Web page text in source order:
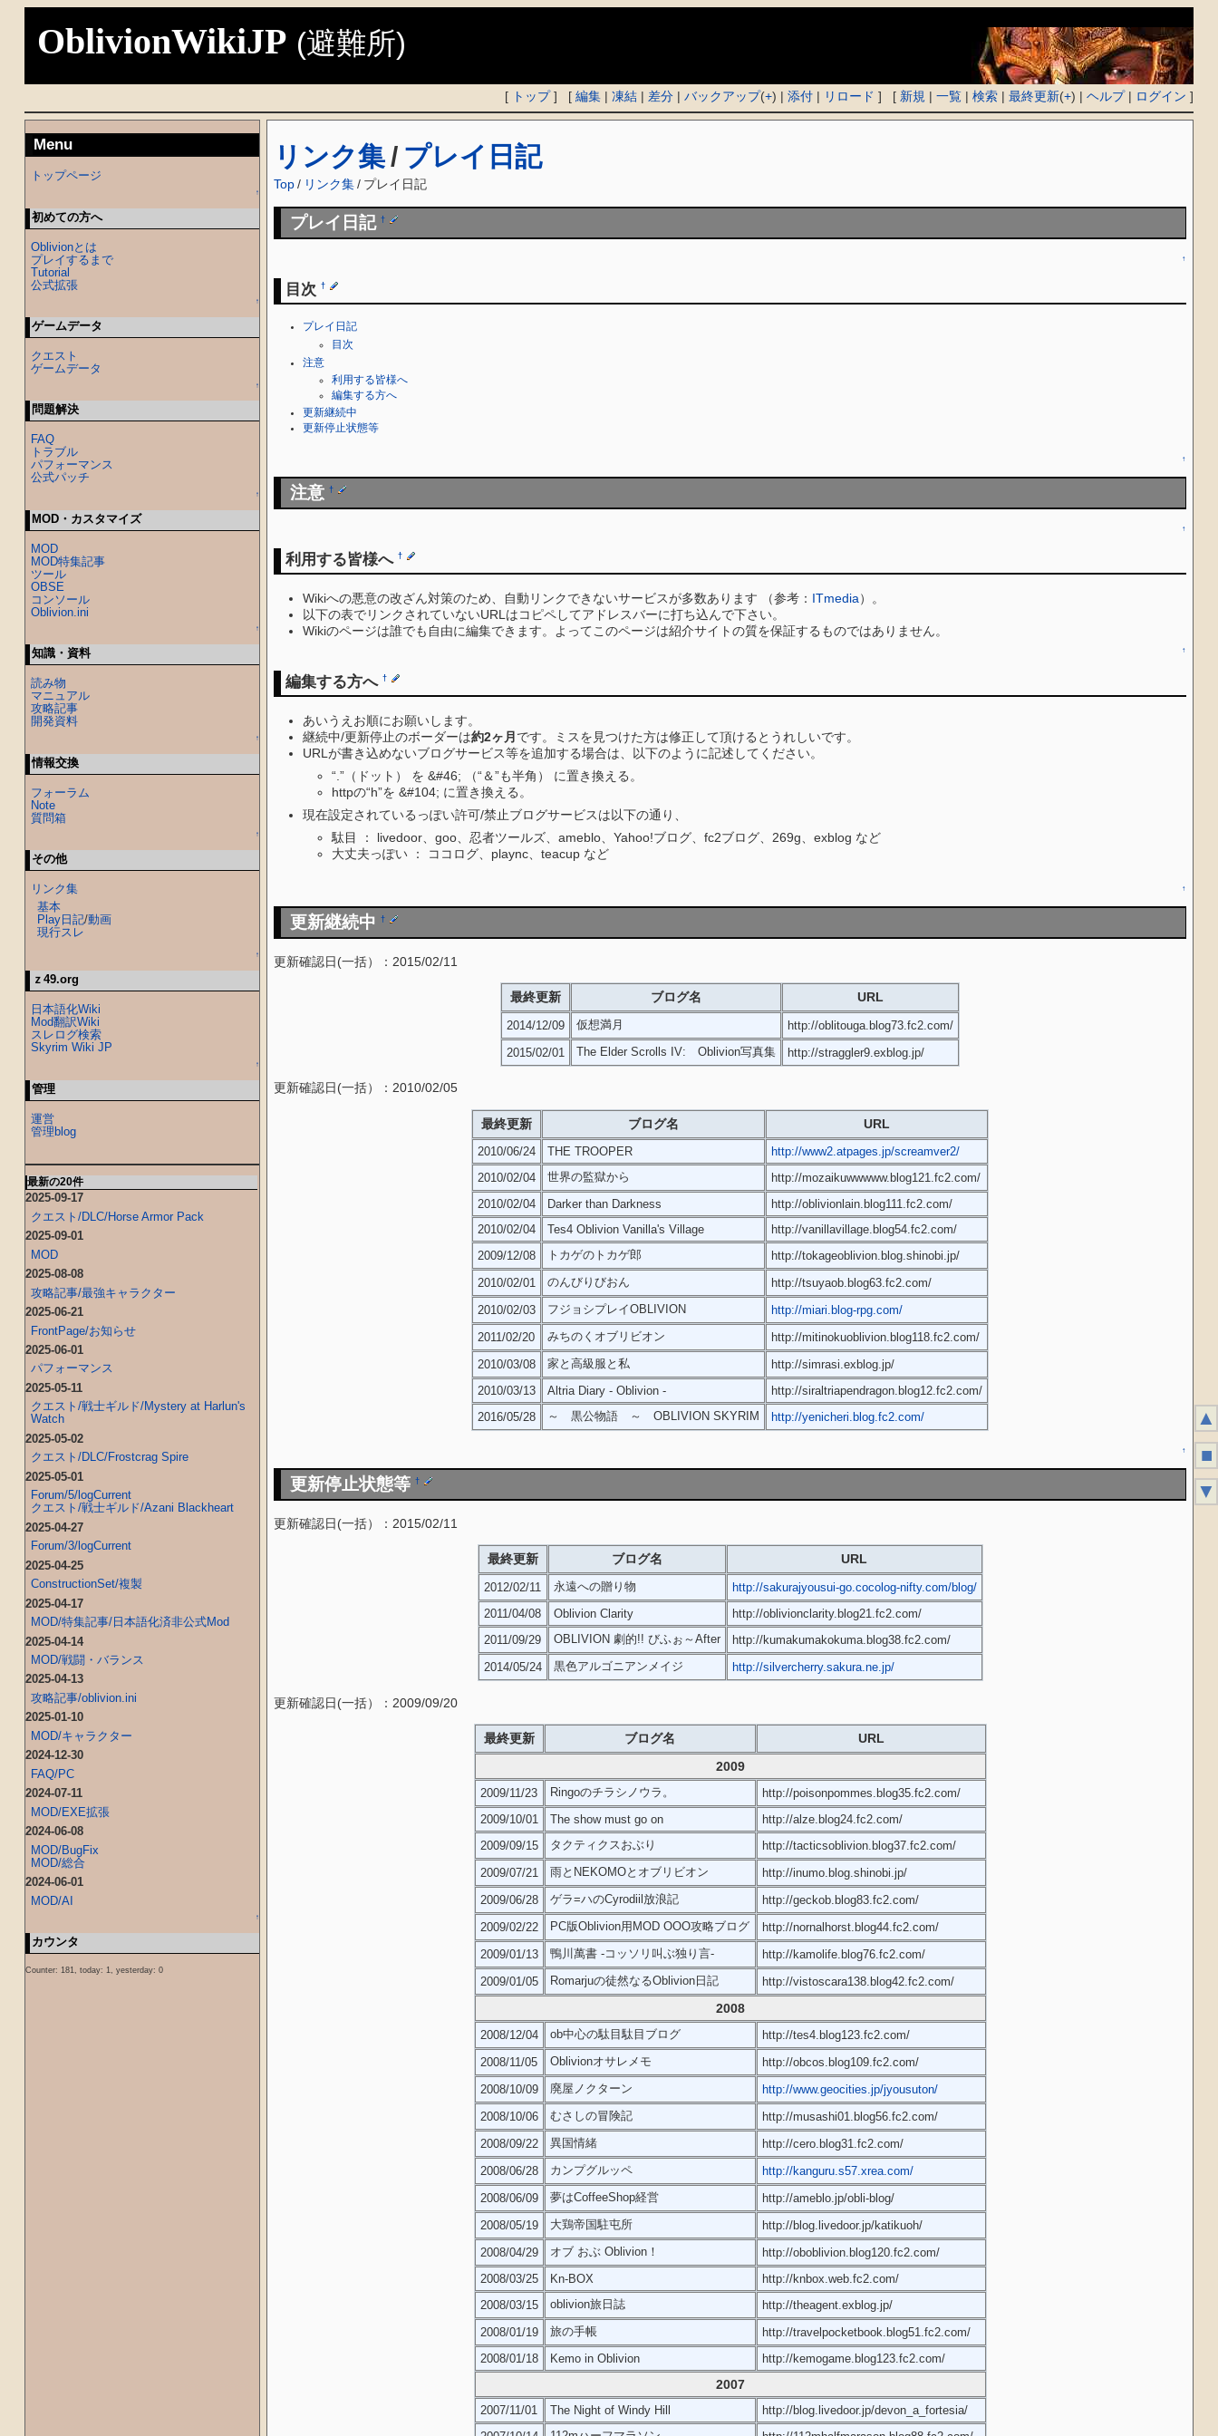
OblivionWikiJP (避難所)
[ トップ] [編集 |凍結 | 差分 |バックアップ(+) |添付 | リロード ] [ 新規 |一覧 |検索 |最終更新(+) |ヘルプ| ログイン ]
リンク集 / プレイ日記
Top/ リンク集/ プレイ日記
プレイ日記†
↑
目次†
プレイ日記
目次
注意
利用する皆様へ
編集する方へ
更新継続中
更新停止状態等
↑
注意†
↑
利用する皆様へ†
Wikiへの悪意の改ざん対策のため、自動リンクできないサービスが多数あります （参考： ITmedia）。
以下の表でリンクされていないURLはコピペしてアドレスバーに打ち込んで下さい。
Wikiのページは誰でも自由に編集できます。よってこのページは紹介サイトの質を保証するものではありません。
↑
編集する方へ†
あいうえお順にお願いします。
継続中/更新停止のボーダーは約2ヶ月 です。ミスを見つけた方は修正して頂けるとうれしいです。
URLが書き込めないブログサービス等を追加する場合は、以下のように記述してください。
“.”（ドット） を &#46; （“＆”も半角） に置き換える。
httpの“h”を &#104; に置き換える。
現在設定されているっぽい許可/禁止ブログサービスは以下の通り、
駄目 ： livedoor、goo、忍者ツールズ、ameblo、Yahoo!ブログ、fc2ブログ、269g、exblog など
大丈夫っぽい ： ココログ、plaync、teacup など
↑
更新継続中†
更新確認日(一括）：2015/02/11
最終更新 ブログ名 URL
2014/12/09 仮想満月
http://oblitouga.blog73.fc2.com/
2015/02/01
The Elder Scrolls IV: Oblivion写真集 http://straggler9.exblog.jp/
更新確認日(一括）：2010/02/05
最終更新 ブログ名 URL
2010/06/24 THE TROOPER
http://www2.atpages.jp/screamver2/
2010/02/04
世界の監獄から
http://mozaikuwwwww.blog121.fc2.com/
2010/02/04
Darker than Darkness
http://oblivionlain.blog111.fc2.com/
2010/02/04
Tes4 Oblivion Vanilla's Village
http://vanillavillage.blog54.fc2.com/
2009/12/08
トカゲのトカゲ郎
http://tokageoblivion.blog.shinobi.jp/
2010/02/01
のんびりびおん
http://tsuyaob.blog63.fc2.com/
2010/02/03
フジョシプレイOBLIVION
http://miari.blog-rpg.com/
2011/02/20
みちのくオブリビオン
http://mitinokuoblivion.blog118.fc2.com/
2010/03/08
家と高級服と私
http://simrasi.exblog.jp/
2010/03/13
Altria Diary - Oblivion -
http://siraltriapendragon.blog12.fc2.com/
2016/05/28
～ 黒公物語 ～ OBLIVION SKYRIM http://yenicheri.blog.fc2.com/
↑
更新停止状態等†
更新確認日(一括）：2015/02/11
最終更新 ブログ名 URL
2012/02/11 永遠への贈り物
http://sakurajyousui-go.cocolog-nifty.com/blog/
2011/04/08
Oblivion Clarity
http://oblivionclarity.blog21.fc2.com/
2011/09/29
OBLIVION 劇的!! びふぉ～After
http://kumakumakokuma.blog38.fc2.com/
2014/05/24
黒色アルゴニアンメイジ http://silvercherry.sakura.ne.jp/
更新確認日(一括）：2009/09/20
最終更新 ブログ名
URL
2009
2009/11/23 Ringoのチラシノウラ。
http://poisonpommes.blog35.fc2.com/
2009/10/01
The show must go on
http://alze.blog24.fc2.com/
2009/09/15
タクティクスおぶり
http://tacticsoblivion.blog37.fc2.com/
2009/07/21
雨とNEKOMOとオブリビオン
http://inumo.blog.shinobi.jp/
2009/06/28
ゲラ=ハのCyrodiil放浪記
http://geckob.blog83.fc2.com/
2009/02/22
PC版Oblivion用MOD OOO攻略ブログ
http://nornalhorst.blog44.fc2.com/
2009/01/13
鴨川萬書 -コッソリ叫ぶ独り言-
http://kamolife.blog76.fc2.com/
2009/01/05
Romarjuの徒然なるOblivion日記 http://vistoscara138.blog42.fc2.com/
2008
2008/12/04 ob中心の駄目駄目ブログ
http://tes4.blog123.fc2.com/
2008/11/05
Oblivionオサレメモ
http://obcos.blog109.fc2.com/
2008/10/09
廃屋ノクターン
http://www.geocities.jp/jyousuton/
2008/10/06
むさしの冒険記
http://musashi01.blog56.fc2.com/
2008/09/22
異国情緒
http://cero.blog31.fc2.com/
2008/06/28
カンプグルッペ
http://kanguru.s57.xrea.com/
2008/06/09
夢はCoffeeShop経営
http://ameblo.jp/obli-blog/
2008/05/19
大鶏帝国駐屯所
http://blog.livedoor.jp/katikuoh/
2008/04/29
オブ おぶ Oblivion！
http://oboblivion.blog120.fc2.com/
2008/03/25
Kn-BOX
http://knbox.web.fc2.com/
2008/03/15
oblivion旅日誌
http://theagent.exblog.jp/
2008/01/19
旅の手帳
http://travelpocketbook.blog51.fc2.com/
2008/01/18
Kemo in Oblivion http://kemogame.blog123.fc2.com/
2007
2007/11/01 The Night of Windy Hill
http://blog.livedoor.jp/devon_a_fortesia/
Menu
トップページ
↑
初めての方へ
Oblivionとは
プレイするまで
Tutorial
公式拡張
↑
ゲームデータ
クエスト
ゲームデータ
↑
問題解決
FAQ
トラブル
パフォーマンス
公式パッチ
↑
MOD・カスタマイズ
MOD
MOD特集記事
ツール
OBSE
コンソール
Oblivion.ini
↑
知識・資料
読み物
マニュアル
攻略記事
開発資料
↑
情報交換
フォーラム
Note
質問箱
↑
その他
リンク集
基本
Play日記/動画
現行スレ
↑
ｚ49.org
日本語化Wiki
Mod翻訳Wiki
スレログ検索
Skyrim Wiki JP
↑
管理
運営
管理blog
最新の20件
2025-09-17
クエスト/DLC/Horse Armor Pack
2025-09-01
MOD
2025-08-08
攻略記事/最強キャラクター
2025-06-21
FrontPage/お知らせ
2025-06-01
パフォーマンス
2025-05-11
クエスト/戦士ギルド/Mystery at Harlun's
Watch
2025-05-02
クエスト/DLC/Frostcrag Spire
2025-05-01
Forum/5/logCurrent
クエスト/戦士ギルド/Azani Blackheart
2025-04-27
Forum/3/logCurrent
2025-04-25
ConstructionSet/複製
2025-04-17
MOD/特集記事/日本語化済非公式Mod
2025-04-14
MOD/戦闘・バランス
2025-04-13
攻略記事/oblivion.ini
2025-01-10
MOD/キャラクター
2024-12-30
FAQ/PC
2024-07-11
MOD/EXE拡張
2024-06-08
MOD/BugFix
MOD/総合
2024-06-01
MOD/AI
↑
カウンタ
Counter: 181, today: 1, yesterday: 0
▲
■
▼